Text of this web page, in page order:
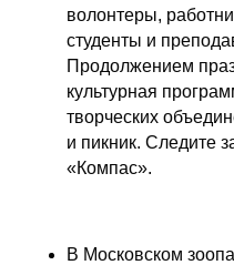
волонтеры,
студенты и
Продолжением
культурная
творческих
и пикник. Следите
«Компас».
В Московском